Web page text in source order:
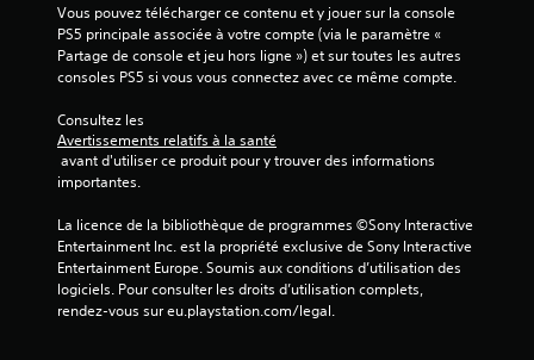
Vous pouvez télécharger ce contenu et y jouer sur la console
PS5 principale associée à votre compte (via le paramètre «
Partage de console et jeu hors ligne ») et sur toutes les autres
consoles PS5 si vous vous connectez avec ce même compte.
Consultez les
Avertissements relatifs à la santé
importantes.
La licence de la bibliothèque de programmes ©Sony Interactive
Entertainment Inc. est la propriété exclusive de Sony Interactive
Entertainment Europe. Soumis aux conditions d’utilisation des
logiciels. Pour consulter les droits d’utilisation complets,
rendez-vous sur eu.playstation.com/legal.